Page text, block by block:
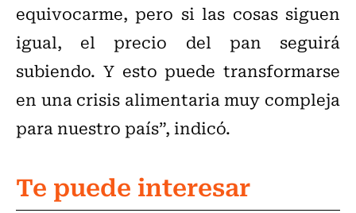
equivocarme, pero si las cosas siguen
igual, el precio del pan seguirá
subiendo. Y esto puede transformarse
en una crisis alimentaria muy compleja
para nuestro país”, indicó.
Te puede interesar